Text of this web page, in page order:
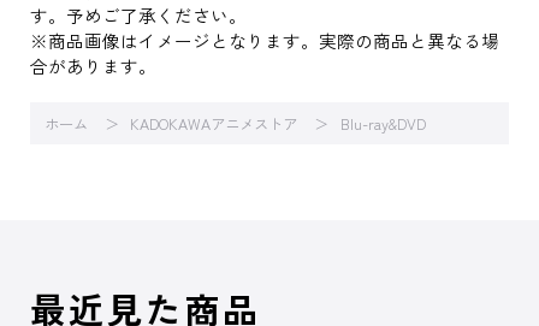
す。予めご了承ください。
※商品画像はイメージとなります。実際の商品と異なる場
合があります。
ホーム KADOKAWAアニメストア Blu-ray&DVD
最近見た商品